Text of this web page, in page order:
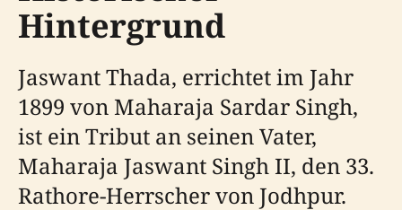
Hintergrund
Jaswant Thada, errichtet im Jahr
1899 von Maharaja Sardar Singh,
ist ein Tribut an seinen Vater,
Maharaja Jaswant Singh II, den 33.
Rathore-Herrscher von Jodhpur.